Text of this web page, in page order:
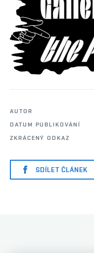
AUTOR
DATUM PUBLIKOVÁNÍ
ZKRÁCENÝ ODKAZ
SDÍLET ČLÁNEK